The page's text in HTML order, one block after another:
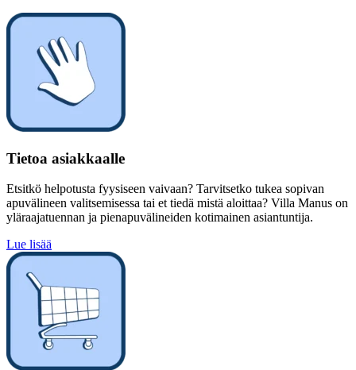
Tietoa asiakkaalle
Etsitkö helpotusta fyysiseen vaivaan? Tarvitsetko tukea sopivan
apuvälineen valitsemisessa tai et tiedä mistä aloittaa? Villa Manus on
yläraajatuennan ja pienapuvälineiden kotimainen asiantuntija.
Lue lisää